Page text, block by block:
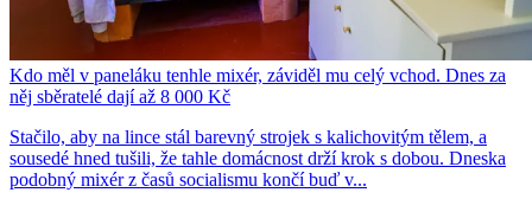
Kdo měl v paneláku tenhle mixér, záviděl mu celý vchod. Dnes za
něj sběratelé dají až 8 000 Kč
Stačilo, aby na lince stál barevný strojek s kalichovitým tělem, a
sousedé hned tušili, že tahle domácnost drží krok s dobou. Dneska
podobný mixér z časů socialismu končí buď v...